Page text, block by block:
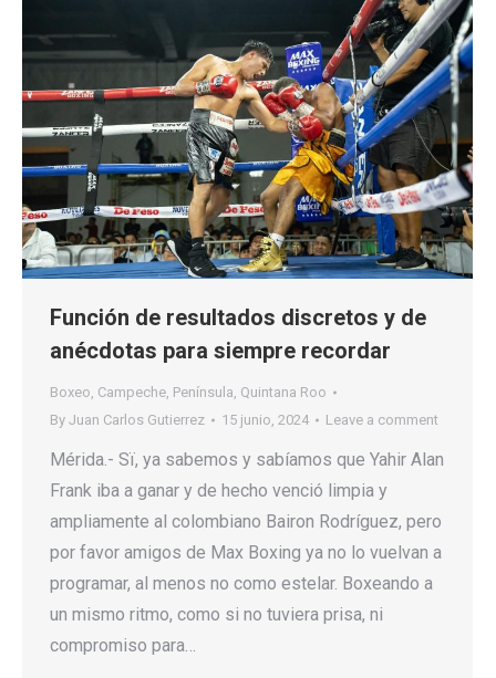
Función de resultados discretos y de
anécdotas para siempre recordar
Boxeo, Campeche, Península, Quintana Roo
By Juan Carlos Gutierrez 15 junio, 2024 Leave a comment
Mérida.- Sï, ya sabemos y sabíamos que Yahir Alan
Frank iba a ganar y de hecho venció limpia y
ampliamente al colombiano Bairon Rodríguez, pero
por favor amigos de Max Boxing ya no lo vuelvan a
programar, al menos no como estelar. Boxeando a
un mismo ritmo, como si no tuviera prisa, ni
compromiso para…